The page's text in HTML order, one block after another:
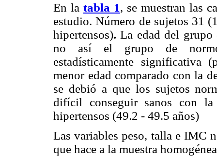
En la tabla 1, se muestran las
estudio. Número de sujetos 31
hipertensos). La edad del grupo
no así el grupo de
estadísticamente significativa
menor edad comparado con la
se debió a que los sujetos
difícil conseguir sanos con
hipertensos (49.2 - 49.5 años)
Las variables peso, talla e IMC
que hace a la muestra